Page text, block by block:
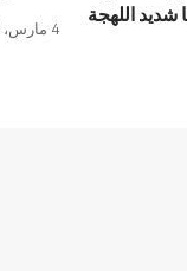
شديد اللهجة
4 مارس، 2024